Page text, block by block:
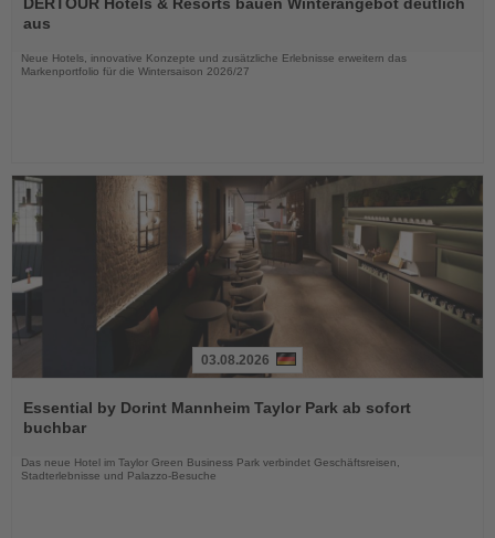
die
DERTOUR Hotels & Resorts bauen Winterangebot deutlich
aus
Neue Hotels, innovative Konzepte und zusätzliche Erlebnisse erweitern das
Markenportfolio für die Wintersaison 2026/27
Sie
die
03.08.2026
Essential by Dorint Mannheim Taylor Park ab sofort
buchbar
Das neue Hotel im Taylor Green Business Park verbindet Geschäftsreisen,
Stadterlebnisse und Palazzo-Besuche